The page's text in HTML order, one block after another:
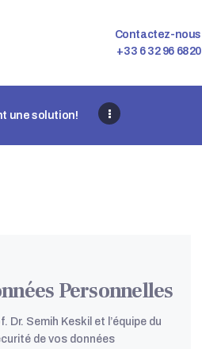
Contactez-nous
+33 6 32 96 6820
une solution!
DE NOUS
MAINTENANT
SOLUTION!
Personnelles
Dr. Semih Keskil et l’équipe du
de vos données